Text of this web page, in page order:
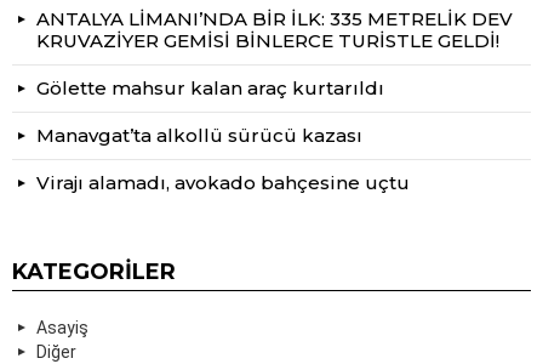
ANTALYA LİMANI’NDA BİR İLK: 335 METRELİK DEV
KRUVAZİYER GEMİSİ BİNLERCE TURİSTLE GELDİ!
Gölette mahsur kalan araç kurtarıldı
Manavgat’ta alkollü sürücü kazası
Virajı alamadı, avokado bahçesine uçtu
KATEGORILER
Asayiş
Diğer